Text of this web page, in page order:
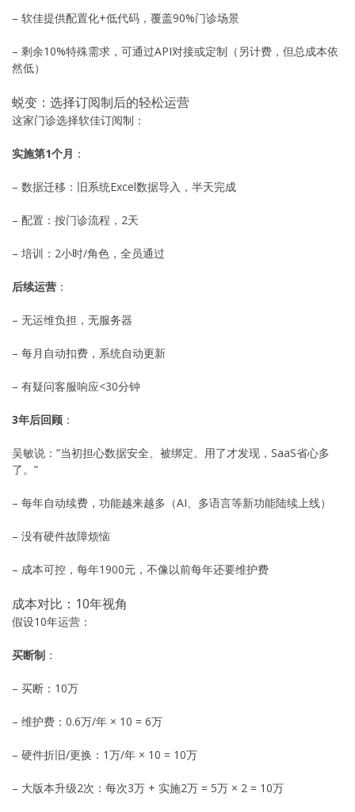
– 软佳提供配置化+低代码，覆盖90%门诊场景
– 剩余10%特殊需求，可通过API对接或定制（另计费，但总成本依
然低）
蜕变：选择订阅制后的轻松运营
这家门诊选择软佳订阅制：
实施第1个月 ：
– 数据迁移：旧系统Excel数据导入，半天完成
– 配置：按门诊流程，2天
– 培训：2小时/角色，全员通过
后续运营 ：
– 无运维负担，无服务器
– 每月自动扣费，系统自动更新
– 有疑问客服响应<30分钟
3年后回顾 ：
吴敏说：”当初担心数据安全、被绑定。用了才发现，SaaS省心多
了。”
– 每年自动续费，功能越来越多（AI、多语言等新功能陆续上线）
– 没有硬件故障烦恼
– 成本可控，每年1900元，不像以前每年还要维护费
成本对比：10年视角
假设10年运营：
买断制 ：
– 买断：10万
– 维护费：0.6万/年 × 10 = 6万
– 硬件折旧/更换：1万/年 × 10 = 10万
– 大版本升级2次：每次3万 + 实施2万 = 5万 × 2 = 10万